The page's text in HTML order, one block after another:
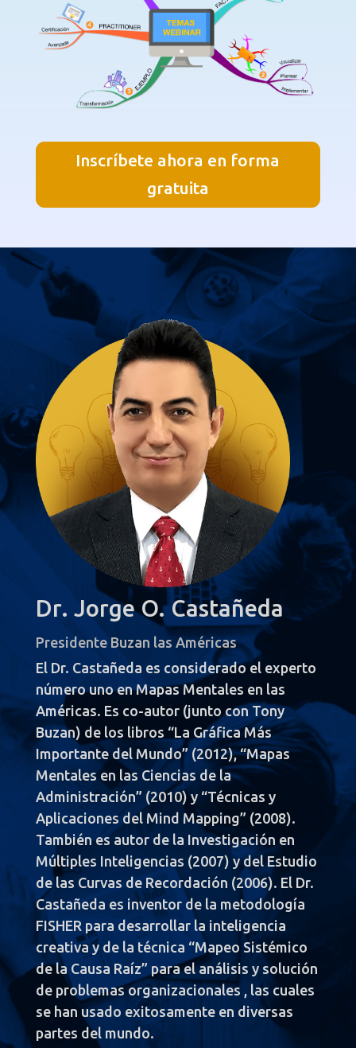
Inscríbete ahora en forma
gratuita
Dr. Jorge O. Castañeda
Presidente Buzan las Américas
El Dr. Castañeda es considerado el experto
número uno en Mapas Mentales en las
Américas. Es co-autor (junto con Tony
Buzan) de los libros “La Gráfica Más
Importante del Mundo” (2012), “Mapas
Mentales en las Ciencias de la
Administración” (2010) y “Técnicas y
Aplicaciones del Mind Mapping” (2008).
También es autor de la Investigación en
Múltiples Inteligencias (2007) y del Estudio
de las Curvas de Recordación (2006). El Dr.
Castañeda es inventor de la metodología
FISHER para desarrollar la inteligencia
creativa y de la técnica “Mapeo Sistémico
de la Causa Raíz” para el análisis y solución
de problemas organizacionales , las cuales
se han usado exitosamente en diversas
partes del mundo.